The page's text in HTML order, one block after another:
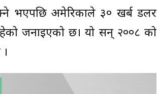
भएपछि अमेरिकाले ३० खर्ब डलर
जनाइएको छ। यो सन् २००८ को